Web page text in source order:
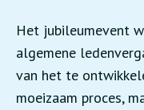
Het jubileumevent
algemene
van het te
moeizaam proces,